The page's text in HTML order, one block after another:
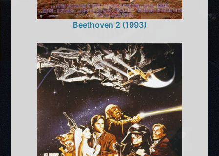
Beethoven 2 (1993)